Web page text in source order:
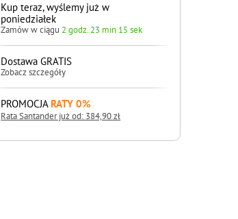
Kup teraz, wyślemy już w
poniedziałek
Zamów w ciągu 2 godz. 23 min 14 sek
Dostawa GRATIS
Zobacz szczegóły
PROMOCJA RATY 0%
Rata Santander już od: 384,90 zł